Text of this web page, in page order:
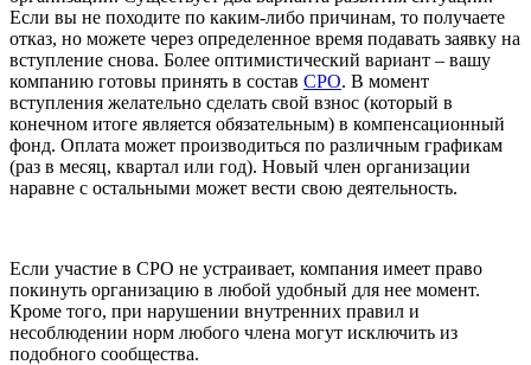
Если вы не походите по каким-либо причинам, то получаете
отказ, но можете через определенное время подавать заявку на
вступление снова. Более оптимистический вариант – вашу
компанию готовы принять в состав СРО. В момент
вступления желательно сделать свой взнос (который в
конечном итоге является обязательным) в компенсационный
фонд. Оплата может производиться по различным графикам
(раз в месяц, квартал или год). Новый член организации
наравне с остальными может вести свою деятельность.
Если участие в СРО не устраивает, компания имеет право
покинуть организацию в любой удобный для нее момент.
Кроме того, при нарушении внутренних правил и
несоблюдении норм любого члена могут исключить из
подобного сообщества.